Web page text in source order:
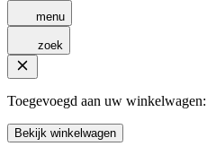
menu
zoek
Toegevoegd aan uw winkelwagen:
Bekijk winkelwagen